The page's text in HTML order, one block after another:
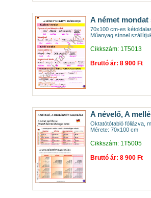
A német mondat
70x100 cm-es
Műanyag sínnel
Cikkszám: 1T5013
Bruttó ár: 8 900 Ft
A névelő, A
Oktatótótabló fóliázva,
Mérete: 70x100 cm
Cikkszám: 1T5005
Bruttó ár: 8 900 Ft